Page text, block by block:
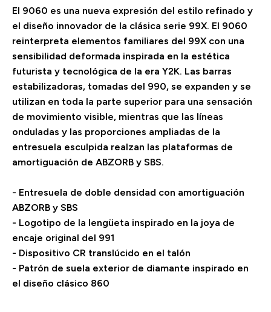
El 9060 es una nueva expresión del estilo refinado y
el diseño innovador de la clásica serie 99X. El 9060
reinterpreta elementos familiares del 99X con una
sensibilidad deformada inspirada en la estética
futurista y tecnológica de la era Y2K. Las barras
estabilizadoras, tomadas del 990, se expanden y se
utilizan en toda la parte superior para una sensación
de movimiento visible, mientras que las líneas
onduladas y las proporciones ampliadas de la
entresuela esculpida realzan las plataformas de
amortiguación de ABZORB y SBS.
- Entresuela de doble densidad con amortiguación
ABZORB y SBS
- Logotipo de la lengüeta inspirado en la joya de
encaje original del 991
- Dispositivo CR translúcido en el talón
- Patrón de suela exterior de diamante inspirado en
el diseño clásico 860